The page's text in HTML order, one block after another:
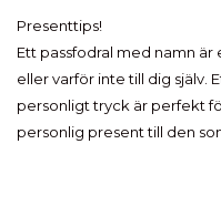
Presenttips!
Ett passfodral med namn
eller varför inte till dig själv.
personligt tryck är perfekt
personlig present till den